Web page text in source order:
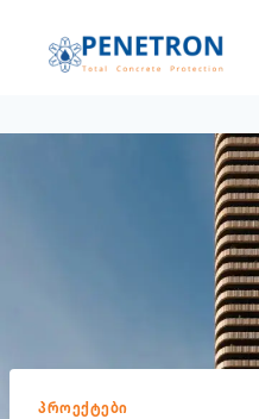
content
ᲞᲠᲝᲔᲥᲢᲔᲑᲘ